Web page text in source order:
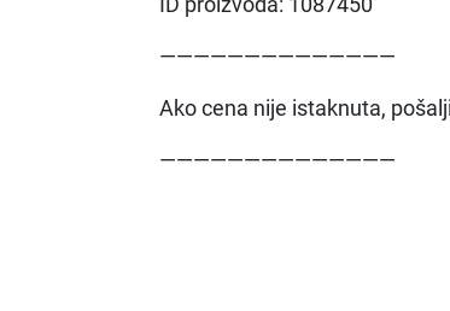
——————————————
Ako cena nije istaknuta,
——————————————